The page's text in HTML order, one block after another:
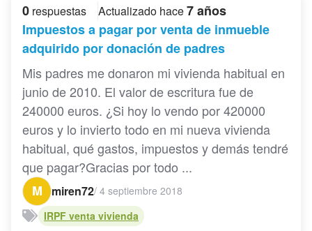
0 respuestas Actualizado hace7 años
Impuestos a pagar por venta de inmueble
adquirido por donación de padres
Mis padres me donaron mi vivienda habitual en
junio de 2010. El valor de escritura fue de
240000 euros. ¿Si hoy lo vendo por 420000
euros y lo invierto todo en mi nueva vivienda
habitual, qué gastos, impuestos y demás tendré
que pagar?Gracias por todo ...
M
miren72/ 4 septiembre 2018
IRPF venta vivienda